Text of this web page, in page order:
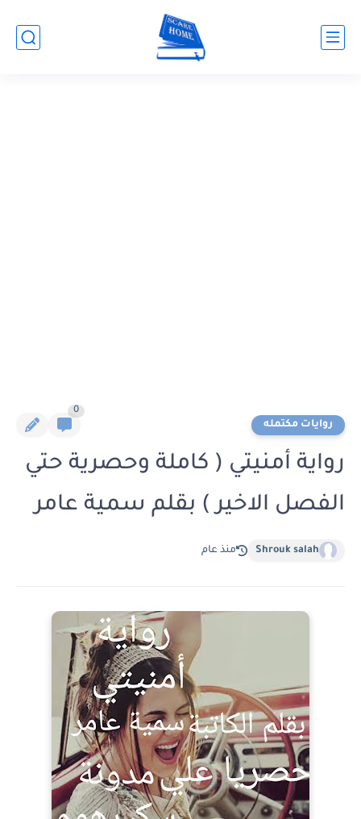
روايات مكتمله
0
رواية أمنيتي ( كاملة وحصرية حتي
الفصل الاخير ) بقلم سمية عامر
Shrouk salah منذ عام